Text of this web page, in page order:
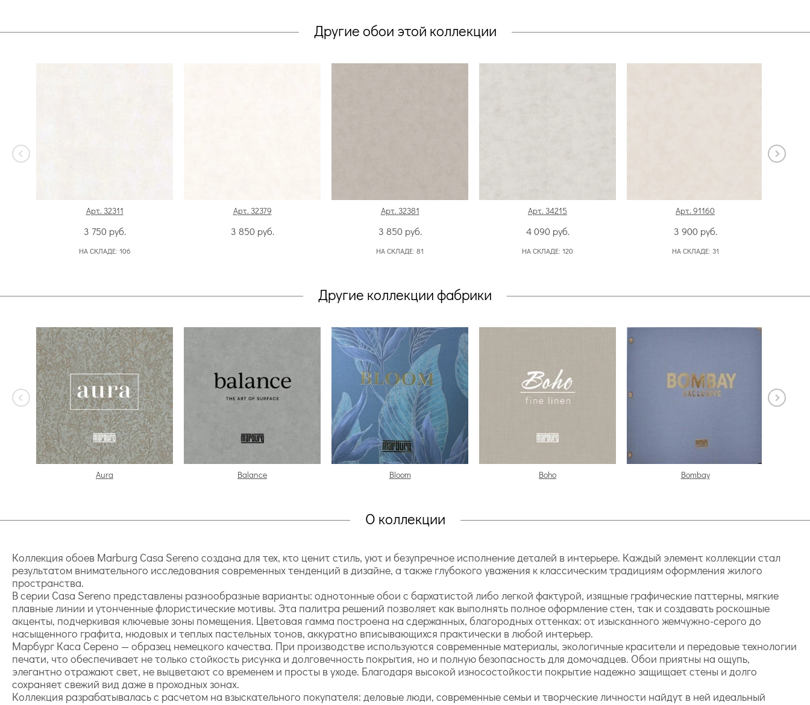
Другие обои этой коллекции
Арт. 32311
3 750 руб.
НА СКЛАДЕ: 106
Арт. 32379
3 850 руб.
Арт. 32381
3 850 руб.
НА СКЛАДЕ: 81
Арт. 34215
4 090 руб.
НА СКЛАДЕ: 120
Арт. 91160
3 900 руб.
НА СКЛАДЕ: 31
Другие коллекции фабрики
Aura Balance Bloom Boho Bombay
О коллекции
Коллекция обоев Marburg Casa Sereno создана для тех, кто ценит стиль, уют и безупречное исполнение деталей в интерьере. Каждый элемент коллекции стал
результатом внимательного исследования современных тенденций в дизайне, а также глубокого уважения к классическим традициям оформления жилого
пространства.
В серии Casa Sereno представлены разнообразные варианты: однотонные обои с бархатистой либо легкой фактурой, изящные графические паттерны, мягкие
плавные линии и утонченные флористические мотивы. Эта палитра решений позволяет как выполнять полное оформление стен, так и создавать роскошные
акценты, подчеркивая ключевые зоны помещения. Цветовая гамма построена на сдержанных, благородных оттенках: от изысканного жемчужно-серого до
насыщенного графита, нюдовых и теплых пастельных тонов, аккуратно вписывающихся практически в любой интерьер.
Марбург Каса Серено — образец немецкого качества. При производстве используются современные материалы, экологичные красители и передовые технологии
печати, что обеспечивает не только стойкость рисунка и долговечность покрытия, но и полную безопасность для домочадцев. Обои приятны на ощупь,
элегантно отражают свет, не выцветают со временем и просты в уходе. Благодаря высокой износостойкости покрытие надежно защищает стены и долго
сохраняет свежий вид даже в проходных зонах.
Коллекция разрабатывалась с расчетом на взыскательного покупателя: деловые люди, современные семьи и творческие личности найдут в ней идеальный